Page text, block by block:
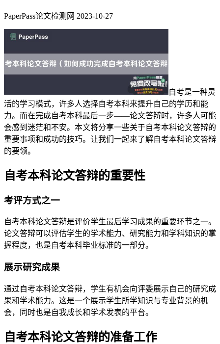
PaperPass论文检测网 2023-10-27
自考是一种灵
活的学习模式，许多人选择自考本科来提升自己的学历和能
力。而在完成自考本科最后一步——论文答辩时，许多人可能
会感到迷茫和不安。本文将分享一些关于自考本科论文答辩的
重要事项和成功的技巧。让我们一起来了解自考本科论文答辩
的要领。
自考本科论文答辩的重要性
考评方式之一
自考本科论文答辩是评价学生最后学习成果的重要环节之一。
论文答辩可以评估学生的学术能力、研究能力和学科知识的掌
握程度，也是自考本科毕业标准的一部分。
展示研究成果
通过自考本科论文答辩，学生有机会向评委展示自己的研究成
果和学术能力。这是一个展示学生所学知识与专业背景的机
会，同时也是自我成长和学术发表的平台。
自考本科论文答辩的准备工作